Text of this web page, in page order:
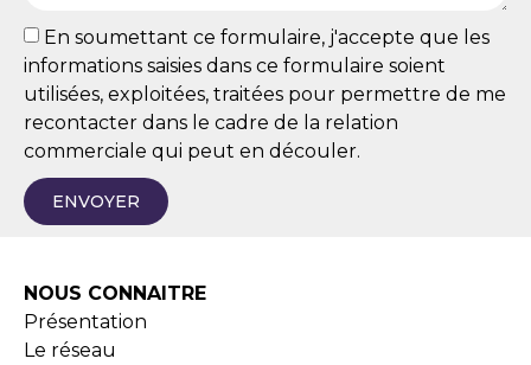
En soumettant ce formulaire, j'accepte que les
informations saisies dans ce formulaire soient
utilisées, exploitées, traitées pour permettre de me
recontacter dans le cadre de la relation
commerciale qui peut en découler.
ENVOYER
NOUS CONNAITRE
Présentation
Le réseau